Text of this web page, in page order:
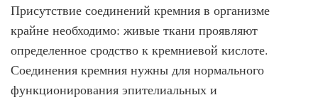
Присутствие соединений кремния в организме
крайне необходимо: живые ткани проявляют
определенное сродство к кремниевой кислоте.
Соединения кремния нужны для нормального
функционирования эпителиальных и